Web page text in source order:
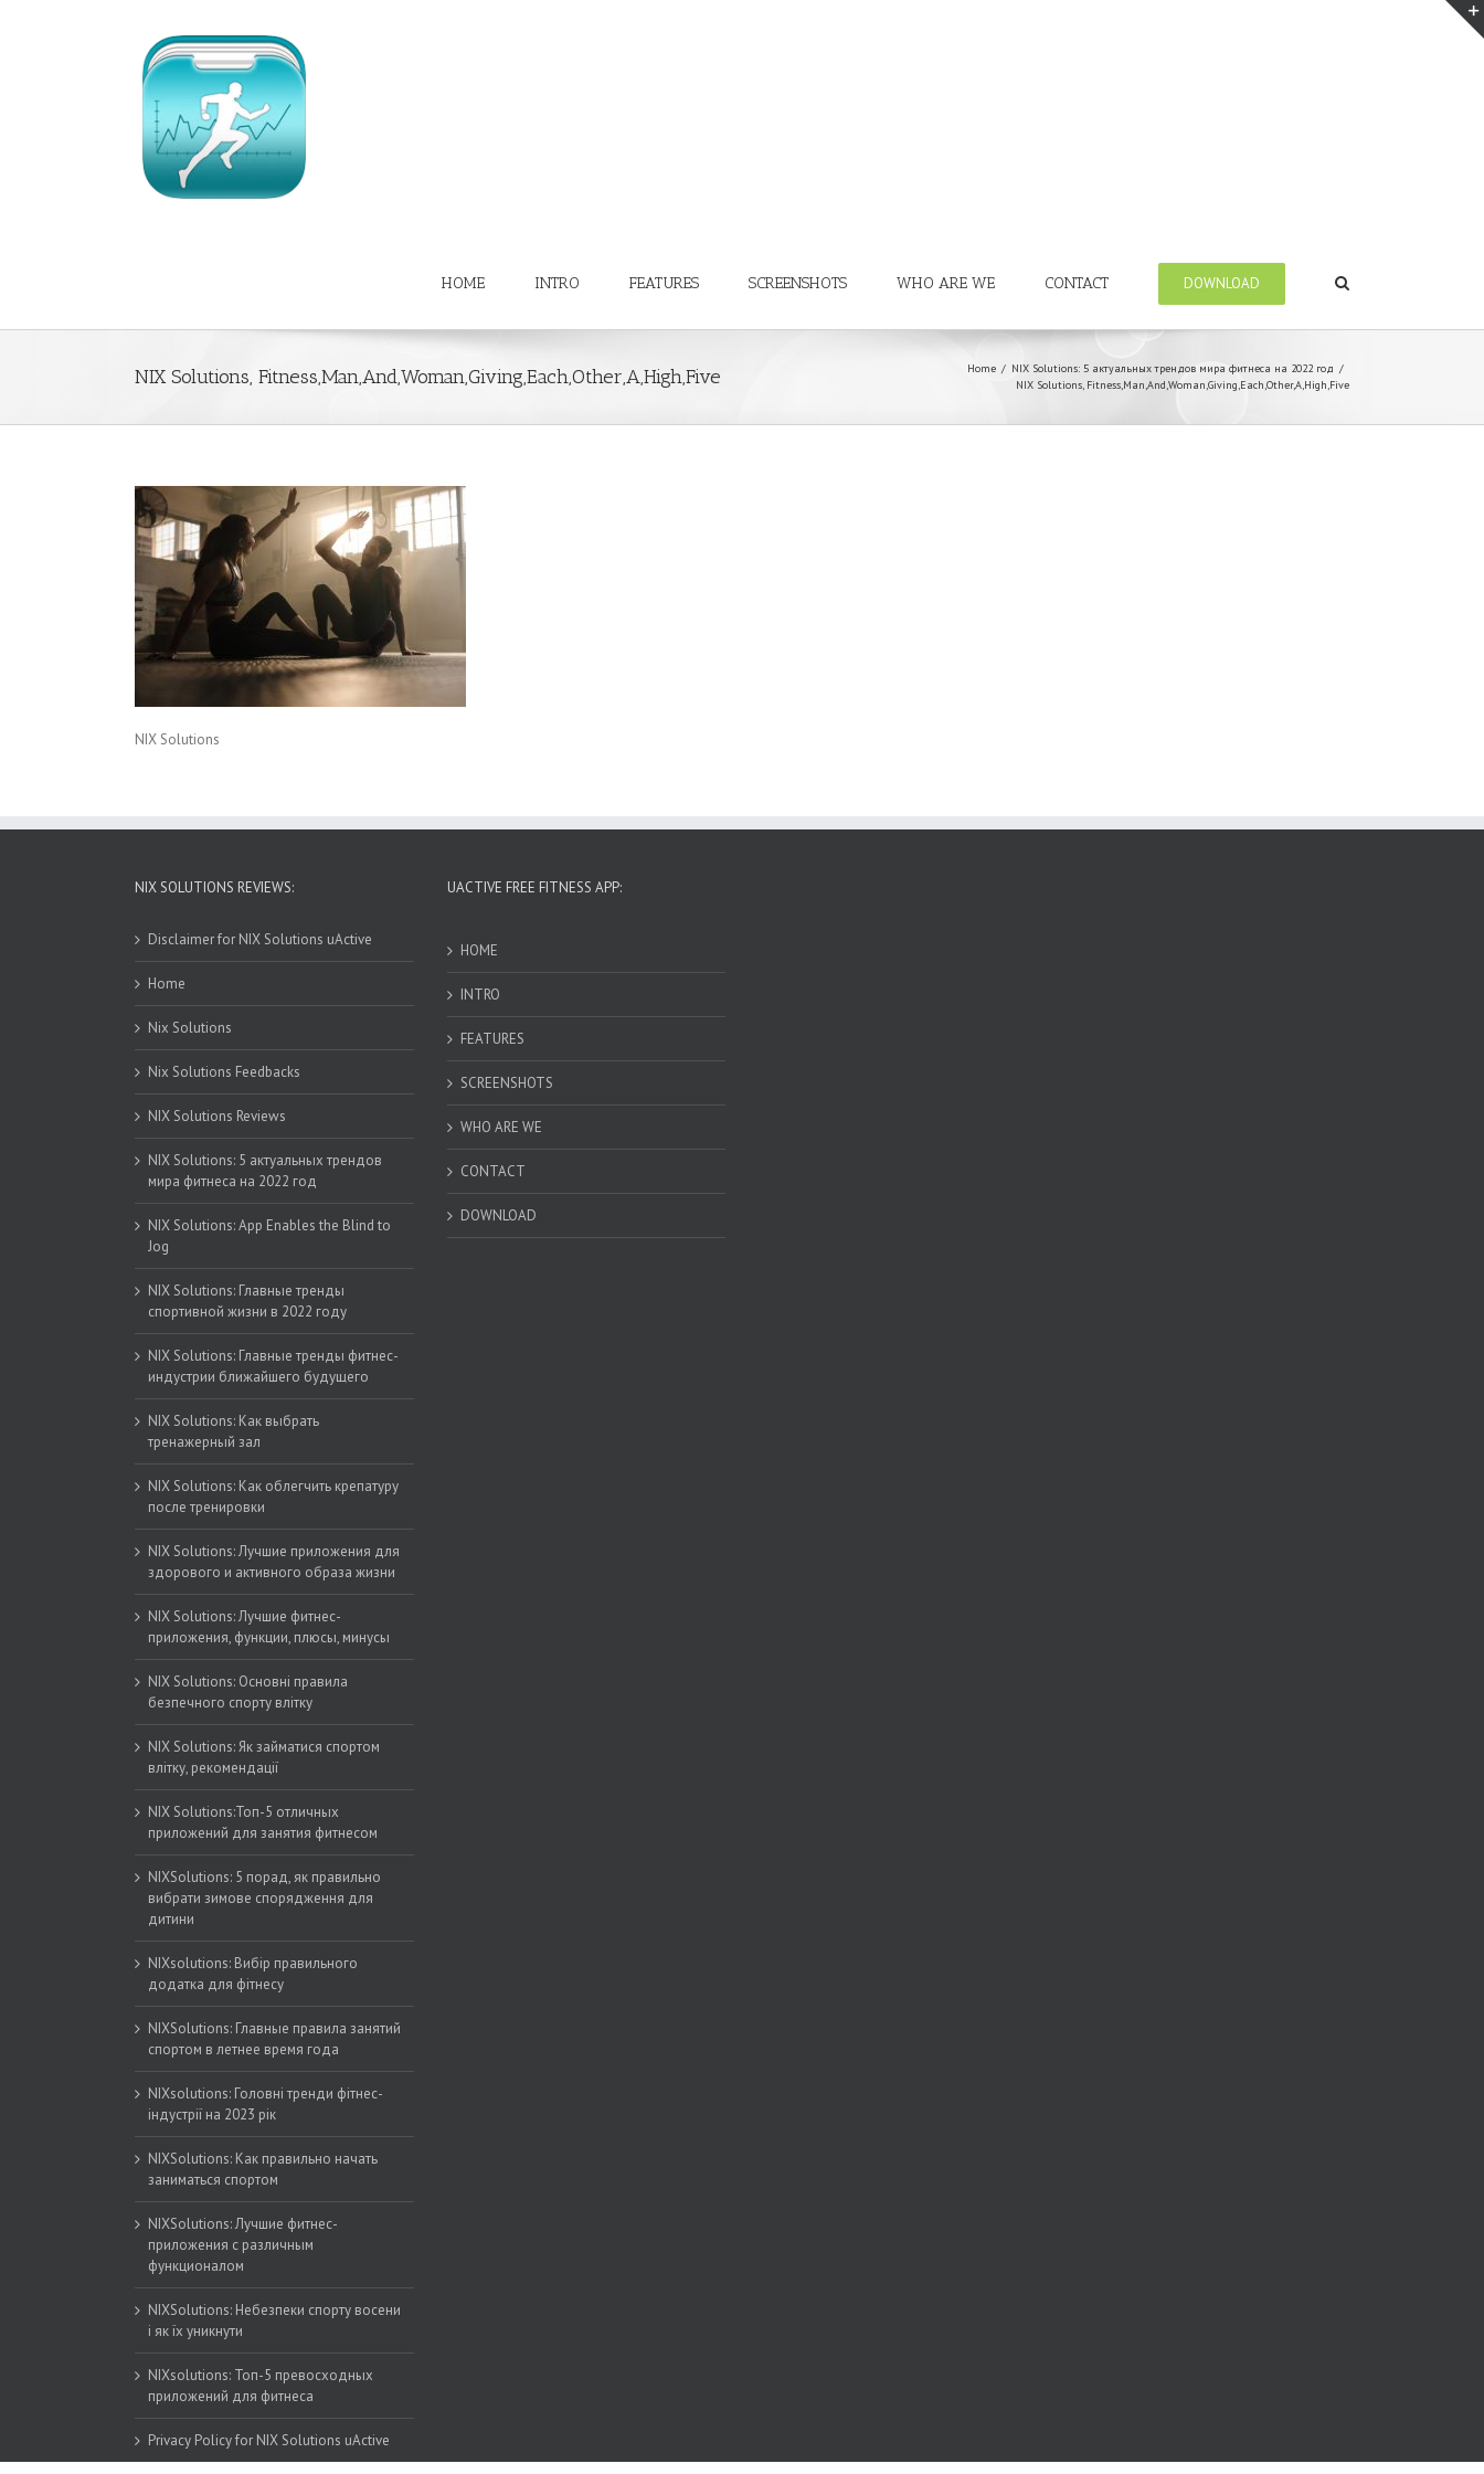
HOME INTRO FEATURES SCREENSHOTS WHO ARE WE CONTACT DOWNLOAD
NIX Solutions, Fitness,Man,And,Woman,Giving,Each,Other,A,High,Five Home / NIX Solutions: 5 актуальных трендов мира фитнеса на 2022 год /
NIX Solutions, Fitness,Man,And,Woman,Giving,Each,Other,A,High,Five
NIX Solutions
NIX SOLUTIONS REVIEWS:
Disclaimer for NIX Solutions uActive
Home
Nix Solutions
Nix Solutions Feedbacks
NIX Solutions Reviews
NIX Solutions: 5 актуальных трендов
мира фитнеса на 2022 год
NIX Solutions: App Enables the Blind to
Jog
NIX Solutions: Главные тренды
спортивной жизни в 2022 году
NIX Solutions: Главные тренды фитнес-
индустрии ближайшего будущего
NIX Solutions: Как выбрать
тренажерный зал
NIX Solutions: Как облегчить крепатуру
после тренировки
NIX Solutions: Лучшие приложения для
здорового и активного образа жизни
NIX Solutions: Лучшие фитнес-
приложения, функции, плюсы, минусы
NIX Solutions: Основні правила
безпечного спорту влітку
NIX Solutions: Як займатися спортом
влітку, рекомендації
NIX Solutions:Топ-5 отличных
приложений для занятия фитнесом
NIXSolutions: 5 порад, як правильно
вибрати зимове спорядження для
дитини
NIXsolutions: Вибір правильного
додатка для фітнесу
NIXSolutions: Главные правила занятий
спортом в летнее время года
NIXsolutions: Головні тренди фітнес-
індустрії на 2023 рік
NIXSolutions: Как правильно начать
заниматься спортом
NIXSolutions: Лучшие фитнес-
приложения с различным
функционалом
NIXSolutions: Небезпеки спорту восени
і як їх уникнути
NIXsolutions: Топ-5 превосходных
приложений для фитнеса
Privacy Policy for NIX Solutions uActive
UACTIVE FREE FITNESS APP:
HOME
INTRO
FEATURES
SCREENSHOTS
WHO ARE WE
CONTACT
DOWNLOAD